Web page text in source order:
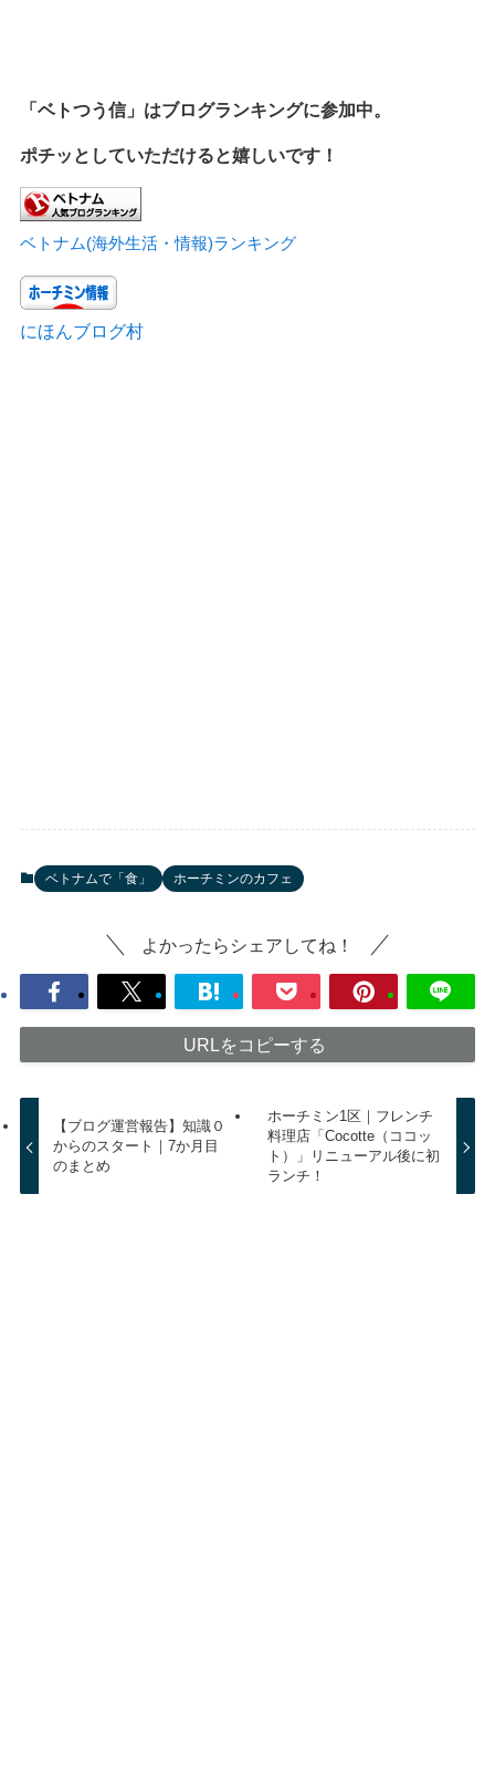
「ベトつう信」はブログランキングに参加中。
ポチッとしていただけると嬉しいです！
ベトナム(海外生活・情報)ランキング
にほんブログ村
ベトナムで「食」 ホーチミンのカフェ
よかったらシェアしてね！
URLをコピーする
【ブログ運営報告】知識０
からのスタート｜7か月目
のまとめ
ホーチミン1区｜フレンチ
料理店「Cocotte（ココッ
ト）」リニューアル後に初
ランチ！